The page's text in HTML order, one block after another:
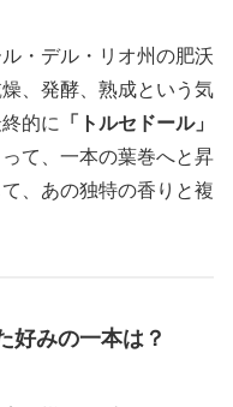
・デル・リオ州の肥沃
、発酵、熟成という気
的に
「トルセドール」
て、一本の葉巻へと昇
、あの独特の香りと複
好みの一本は？